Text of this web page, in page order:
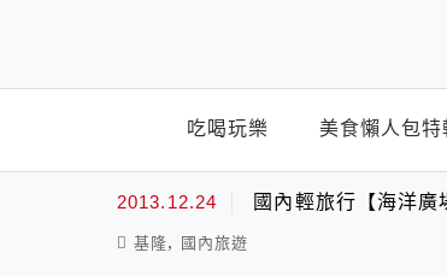
吃喝玩樂 美食懶人包特
東岸停車場
2013.12.24 國內輕旅行【海洋
基隆, 國內旅遊